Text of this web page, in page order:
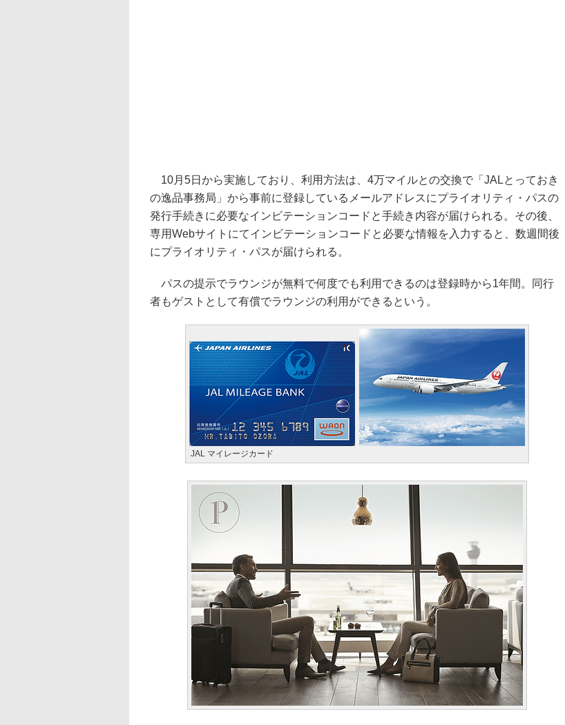
10月5日から実施しており、利用方法は、4万マイルとの交換で「JALとっておき
の逸品事務局」から事前に登録しているメールアドレスにプライオリティ・パスの
発行手続きに必要なインビテーションコードと手続き内容が届けられる。その後、
専用Webサイトにてインビテーションコードと必要な情報を入力すると、数週間後
にプライオリティ・パスが届けられる。
パスの提示でラウンジが無料で何度でも利用できるのは登録時から1年間。同行
者もゲストとして有償でラウンジの利用ができるという。
JAL マイレージカード